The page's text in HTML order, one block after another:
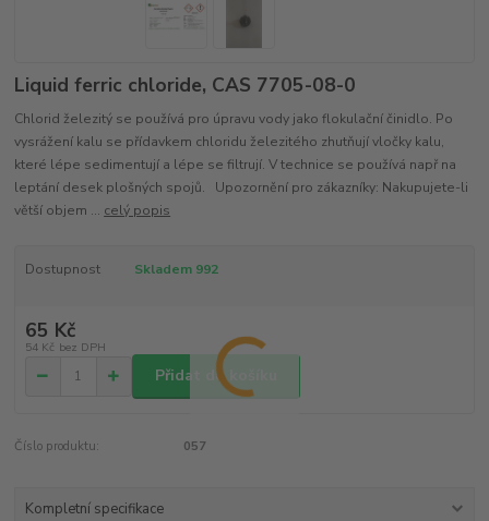
Liquid ferric chloride, CAS 7705-08-0
Chlorid železitý se používá pro úpravu vody jako flokulační činidlo. Po
vysrážení kalu se přídavkem chloridu železitého zhutňují vločky kalu,
které lépe sedimentují a lépe se filtrují. V technice se používá např na
leptání desek plošných spojů. Upozornění pro zákazníky: Nakupujete-li
větší objem ... celý popis
Dostupnost Skladem 992
65 Kč
54 Kč bez DPH
Přidat do košíku
Číslo produktu: 057
Kompletní specifikace